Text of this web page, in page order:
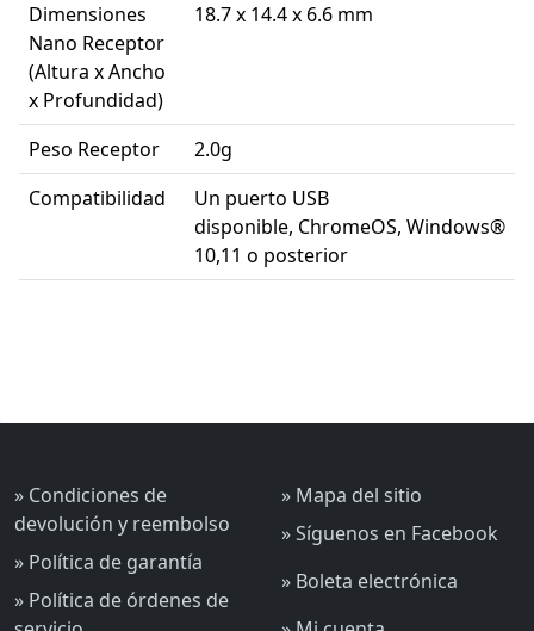
Dimensiones
Nano Receptor
(Altura x Ancho
x Profundidad)
18.7 x 14.4 x 6.6 mm
Peso Receptor
2.0g
Compatibilidad
Un puerto USB
disponible, ChromeOS, Windows®
10,11 o posterior
» Condiciones de
devolución y reembolso
» Política de garantía
» Política de órdenes de
» Mapa del sitio
» Síguenos en Facebook
» Boleta electrónica